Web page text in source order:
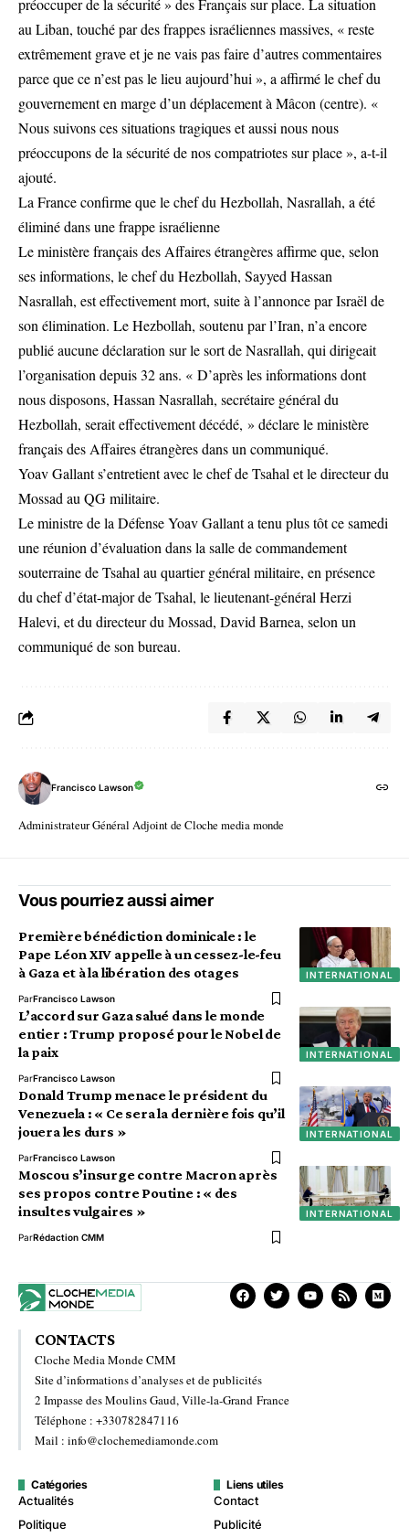
au Liban, touché par des frappes israéliennes massives, « reste
extrêmement grave et je ne vais pas faire d’autres commentaires
parce que ce n’est pas le lieu aujourd’hui », a affirmé le chef du
gouvernement en marge d’un déplacement à Mâcon (centre). «
Nous suivons ces situations tragiques et aussi nous nous
préoccupons de la sécurité de nos compatriotes sur place », a-t-il
ajouté.
La France confirme que le chef du Hezbollah, Nasrallah, a été
éliminé dans une frappe israélienne
Le ministère français des Affaires étrangères affirme que, selon
ses informations, le chef du Hezbollah, Sayyed Hassan
Nasrallah, est effectivement mort, suite à l’annonce par Israël de
son élimination. Le Hezbollah, soutenu par l’Iran, n’a encore
publié aucune déclaration sur le sort de Nasrallah, qui dirigeait
l’organisation depuis 32 ans. « D’après les informations dont
nous disposons, Hassan Nasrallah, secrétaire général du
Hezbollah, serait effectivement décédé, » déclare le ministère
français des Affaires étrangères dans un communiqué.
Yoav Gallant s’entretient avec le chef de Tsahal et le directeur du
Mossad au QG militaire.
Le ministre de la Défense Yoav Gallant a tenu plus tôt ce samedi
une réunion d’évaluation dans la salle de commandement
souterraine de Tsahal au quartier général militaire, en présence
du chef d’état-major de Tsahal, le lieutenant-général Herzi
Halevi, et du directeur du Mossad, David Barnea, selon un
communiqué de son bureau.
Francisco Lawson
Administrateur Général Adjoint de Cloche media monde
Vous pourriez aussi aimer
INTERNATIONAL
Première bénédiction dominicale : le
Pape Léon XIV appelle à un cessez-le-feu
à Gaza et à la libération des otages
ParFrancisco Lawson
INTERNATIONAL
L’accord sur Gaza salué dans le monde
entier : Trump proposé pour le Nobel de
la paix
ParFrancisco Lawson
INTERNATIONAL
Donald Trump menace le président du
Venezuela : « Ce sera la dernière fois qu’il
jouera les durs »
ParFrancisco Lawson
INTERNATIONAL
Moscou s’insurge contre Macron après
ses propos contre Poutine : « des
insultes vulgaires »
ParRédaction CMM
CONTACTS
Cloche Media Monde CMM
Site d’informations d’analyses et de publicités
2 Impasse des Moulins Gaud, Ville-la-Grand France
Téléphone : +330782847116
Mail : info@clochemediamonde.com
Catégories
Actualités
Politique
Liens utiles
Contact
Publicité